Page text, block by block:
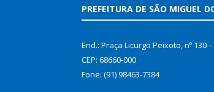
PREFEITURA DE SÃO MIGUEL
End.: Praça Licurgo Peixoto, nº 130
CEP: 68660-000
Fone: (91) 98463-7384